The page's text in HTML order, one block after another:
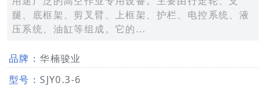
腿、底框架、剪叉臂、上框架、护栏、电控系统、液
压系统、油缸等组成。它的...
品牌：华楠骏业
型号：SJY0.3-6